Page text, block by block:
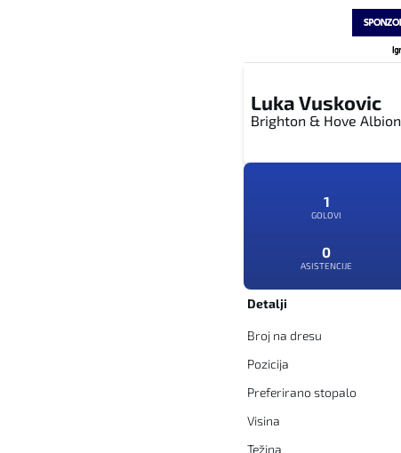
Luka Vuskovic
Brighton & Hove Albion
1
GOLOVI
0
ASISTENCIJE
Detalji
Broj na dresu
Pozicija
Preferirano stopalo
Visina
Težina